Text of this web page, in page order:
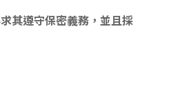
其遵守保密義務，並且採